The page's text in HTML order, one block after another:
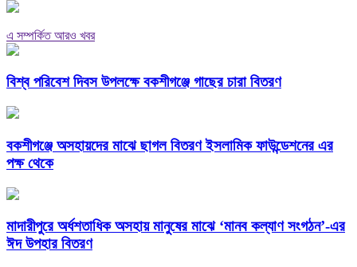
এ সম্পর্কিত আরও খবর
বিশ্ব পরিবেশ দিবস উপলক্ষে বকশীগঞ্জে গাছের চারা বিতরণ
বকশীগঞ্জে অসহায়দের মাঝে ছাগল বিতরণ ইসলামিক ফাউন্ডেশনের এর
পক্ষ থেকে
মাদারীপুরে অর্ধশতাধিক অসহায় মানুষের মাঝে ‘মানব কল্যাণ সংগঠন’-এর
ঈদ উপহার বিতরণ